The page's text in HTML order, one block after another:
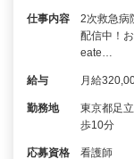
仕事内容
2次救急病
配信中！
eate…
給与 月給
勤務地
東京都足
歩10分
応募資格 看護師